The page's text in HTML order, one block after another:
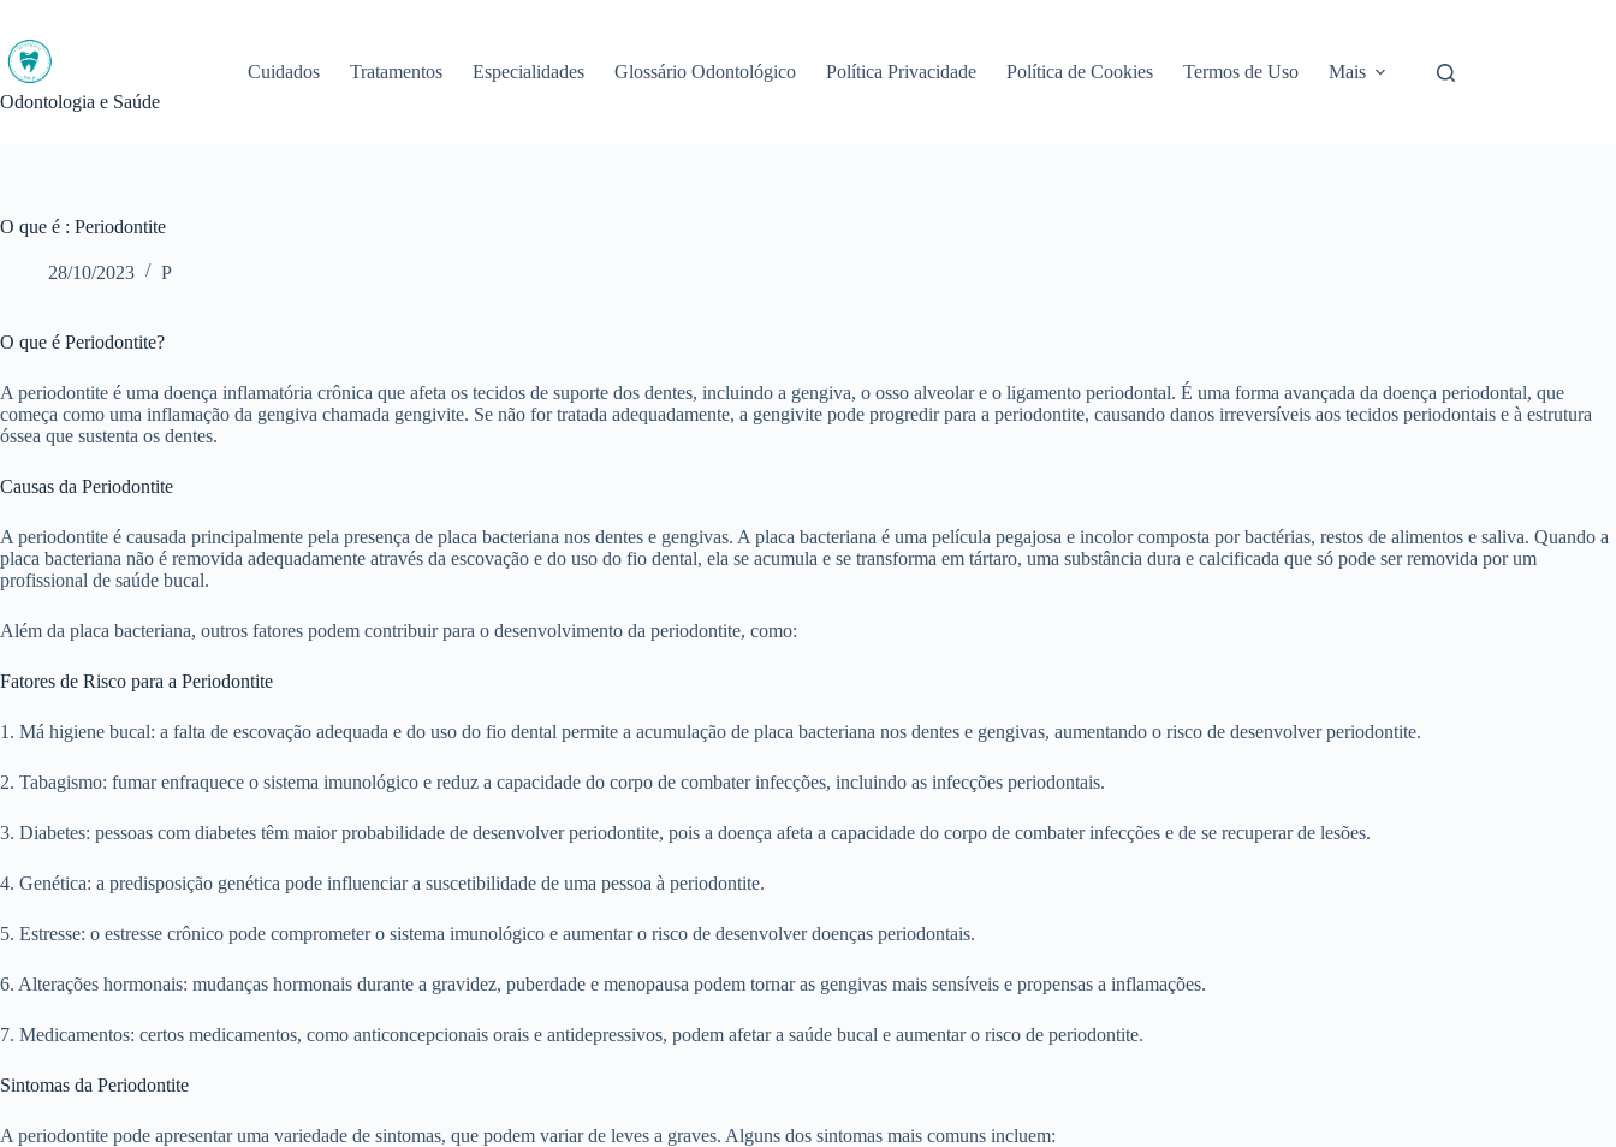
conteúdo
Odontologia e Saúde
Cuidados Tratamentos Especialidades Glossário Odontológico Política Privacidade Política de Cookies Termos de Uso Mais
O que é : Periodontite
28/10/2023 P
O que é Periodontite?
A periodontite é uma doença inflamatória crônica que afeta os tecidos de suporte dos dentes, incluindo a gengiva, o osso alveolar e o ligamento periodontal. É uma forma avançada da doença periodontal, que
começa como uma inflamação da gengiva chamada gengivite. Se não for tratada adequadamente, a gengivite pode progredir para a periodontite, causando danos irreversíveis aos tecidos periodontais e à estrutura
óssea que sustenta os dentes.
Causas da Periodontite
A periodontite é causada principalmente pela presença de placa bacteriana nos dentes e gengivas. A placa bacteriana é uma película pegajosa e incolor composta por bactérias, restos de alimentos e saliva. Quando a
placa bacteriana não é removida adequadamente através da escovação e do uso do fio dental, ela se acumula e se transforma em tártaro, uma substância dura e calcificada que só pode ser removida por um
profissional de saúde bucal.
Além da placa bacteriana, outros fatores podem contribuir para o desenvolvimento da periodontite, como:
Fatores de Risco para a Periodontite
1. Má higiene bucal: a falta de escovação adequada e do uso do fio dental permite a acumulação de placa bacteriana nos dentes e gengivas, aumentando o risco de desenvolver periodontite.
2. Tabagismo: fumar enfraquece o sistema imunológico e reduz a capacidade do corpo de combater infecções, incluindo as infecções periodontais.
3. Diabetes: pessoas com diabetes têm maior probabilidade de desenvolver periodontite, pois a doença afeta a capacidade do corpo de combater infecções e de se recuperar de lesões.
4. Genética: a predisposição genética pode influenciar a suscetibilidade de uma pessoa à periodontite.
5. Estresse: o estresse crônico pode comprometer o sistema imunológico e aumentar o risco de desenvolver doenças periodontais.
6. Alterações hormonais: mudanças hormonais durante a gravidez, puberdade e menopausa podem tornar as gengivas mais sensíveis e propensas a inflamações.
7. Medicamentos: certos medicamentos, como anticoncepcionais orais e antidepressivos, podem afetar a saúde bucal e aumentar o risco de periodontite.
Sintomas da Periodontite
A periodontite pode apresentar uma variedade de sintomas, que podem variar de leves a graves. Alguns dos sintomas mais comuns incluem: